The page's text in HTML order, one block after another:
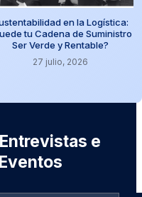
en la Logística:
tu Cadena de Suministro
Ser Verde y Rentable?
27 julio, 2026
e